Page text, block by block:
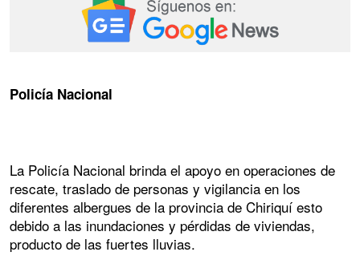
Policía Nacional
La Policía Nacional brinda el apoyo en operaciones de
rescate, traslado de personas y vigilancia en los
diferentes albergues de la provincia de Chiriquí esto
debido a las inundaciones y pérdidas de viviendas,
producto de las fuertes lluvias.